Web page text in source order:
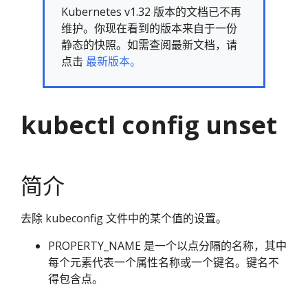
Kubernetes v1.32 版本的文档已不再
维护。你现在看到的版本来自于一份
静态的快照。如需查阅最新文档，请
点击 最新版本。
kubectl config unset
简介
去除 kubeconfig 文件中的某个值的设置。
PROPERTY_NAME 是一个以点分隔的名称，其中
每个元素代表一个属性名称或一个键名。键名不
得包含点。